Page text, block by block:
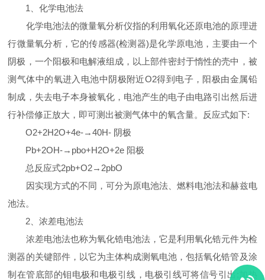
1、化学电池法
化学电池法的微量氧分析仪指的利用氧化还原电池的原理进
行微量氧分析，它的传感器(检测器)是化学原电池，主要由一个
阴极，一个阳极和电解液组成，以上部件密封于惰性的壳中，被
测气体中的氧进入电池中阴极附近O2得到电子，阳极由金属铅
制成，失去电子本身被氧化，电池产生的电子由电路引出然后进
行补偿修正放大，即可测出被测气体中的氧含量。反应式如下:
O2+2H2O+4e-→40H- 阴极
Pb+2OH-→pbo+H2O+2e 阳极
总反应式2pb+O2→2pbO
因实现方式的不同，可分为原电池法、燃料电池法和赫兹电
池法。
2、浓差电池法
浓差电池法也称为氧化锆电池法，它是利用氧化锆元件为检
测器的关键部件，以它为主体构成测氧电池，包括氧化锆管及涂
制在管底部的钼电极和电极引线，电极引线可将信号引出;加热